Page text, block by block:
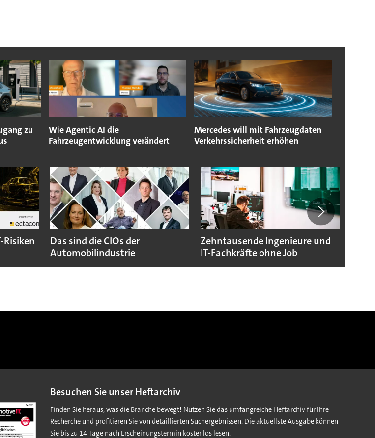
zu
Wie Agentic AI die
Fahrzeugentwicklung verändert
Mercedes will mit Fahrzeugdaten
Verkehrssicherheit erhöhen
Risiken
Das sind die CIOs der
Automobilindustrie
Zehntausende Ingenieure und
IT-Fachkräfte ohne Job
Besuchen Sie unser Heftarchiv
Finden Sie heraus, was die Branche bewegt! Nutzen Sie das umfangreiche Heftarchiv für Ihre
Recherche und profitieren Sie von detaillierten Suchergebnissen. Die aktuellste Ausgabe können
Sie bis zu 14 Tage nach Erscheinungstermin kostenlos lesen.